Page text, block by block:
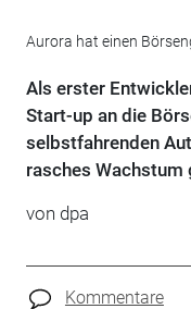
Aurora hat einen
Als erster
Start-up an die
selbstfahrenden
rasches Wachstum
von dpa
Kommentare